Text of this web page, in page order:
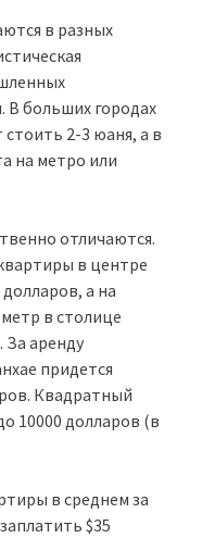
в разных
В больших городах
стоить 2-3 юаня, а в
на метро или
отличаются.
в центре
а на
в столице
За аренду
придется
Квадратный
10000 долларов (в
в среднем за
$35